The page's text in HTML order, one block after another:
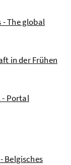
The global
in der Frühen
- Portal
Belgisches